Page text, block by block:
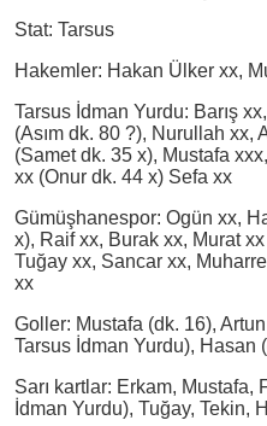
Stat: Tarsus
Hakemler: Hakan Ülker xx,
Tarsus İdman Yurdu: Barış
(Asım dk. 80 ?), Nurullah xx,
(Samet dk. 35 x), Mustafa
xx (Onur dk. 44 x) Sefa xx
Gümüşhanespor: Ogün xx,
x), Raif xx, Burak xx, Murat
Tuğay xx, Sancar xx,
xx
Goller: Mustafa (dk. 16),
Tarsus İdman Yurdu), Hasan
Sarı kartlar: Erkam, Mustafa,
İdman Yurdu), Tuğay, Tekin,